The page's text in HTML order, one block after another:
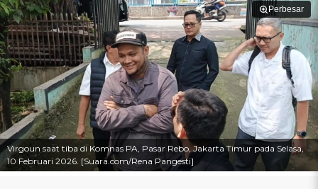
Perbesar
Virgoun saat tiba di Komnas PA, Pasar Rebo, Jakarta Timur pada Selasa,
10 Februari 2026. [Suara.com/Rena Pangesti]